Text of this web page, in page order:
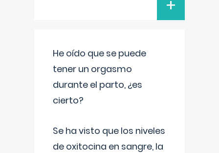
+
He oído que se puede
tener un orgasmo
durante el parto, ¿es
cierto?
Se ha visto que los niveles
de oxitocina en sangre, la